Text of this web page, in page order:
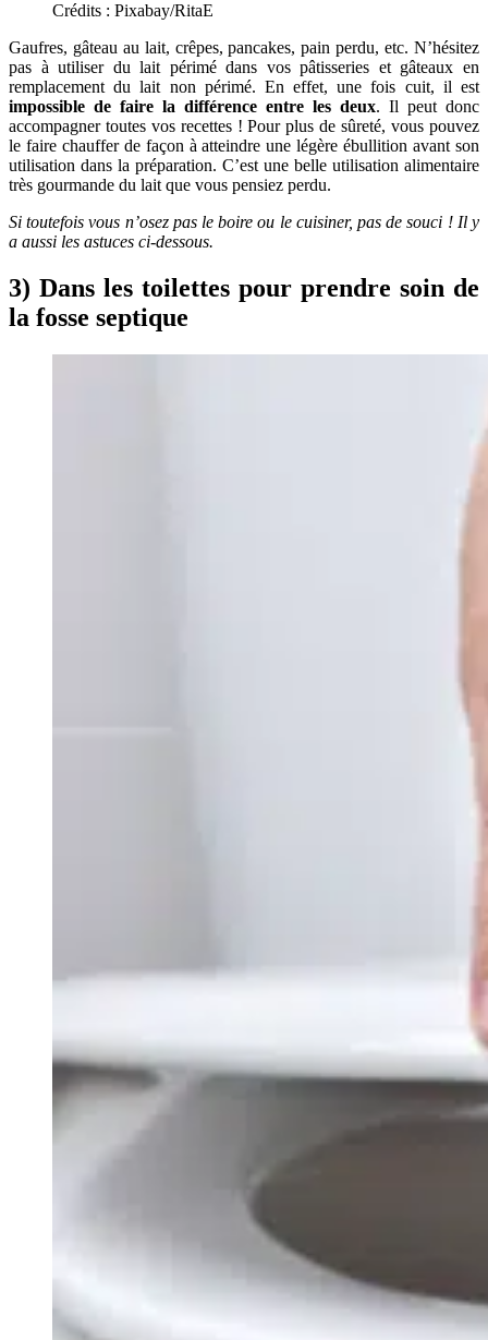
Crédits : Pixabay/RitaE
Gaufres, gâteau au lait, crêpes, pancakes, pain perdu, etc. N’hésitez
pas à utiliser du lait périmé dans vos pâtisseries et gâteaux en
remplacement du lait non périmé. En effet, une fois cuit, il est
impossible de faire la différence entre les deux. Il peut donc
accompagner toutes vos recettes ! Pour plus de sûreté, vous pouvez
le faire chauffer de façon à atteindre une légère ébullition avant son
utilisation dans la préparation. C’est une belle utilisation alimentaire
très gourmande du lait que vous pensiez perdu.
Si toutefois vous n’osez pas le boire ou le cuisiner, pas de souci ! Il y
a aussi les astuces ci-dessous.
3) Dans les toilettes pour prendre soin de
la fosse septique